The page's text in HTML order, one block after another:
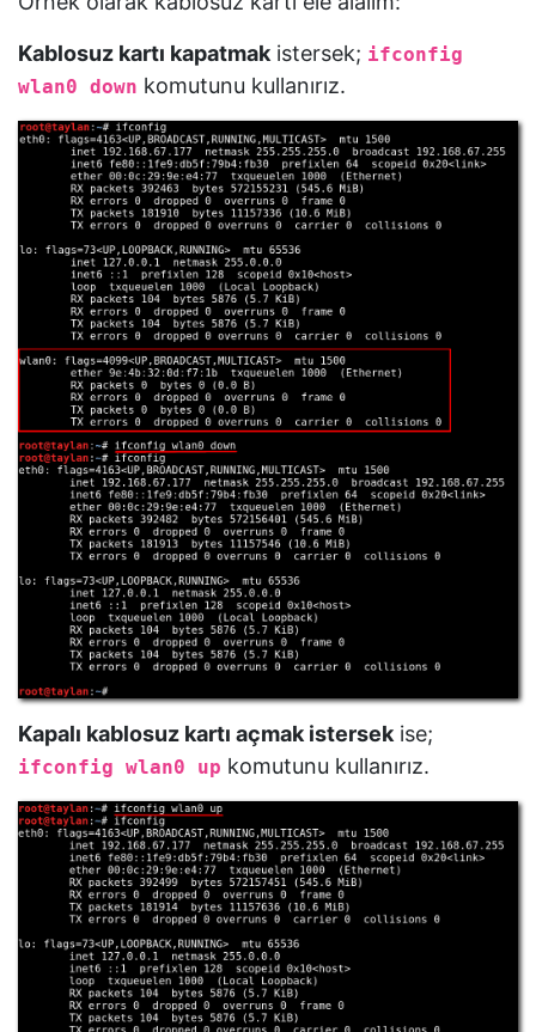
Kablosuz kartı kapatmak istersek; ifconfig
wlan0 down komutunu kullanırız.
Kapalı kablosuz kartı açmak istersekise;
ifconfig wlan0 up komutunu kullanırız.